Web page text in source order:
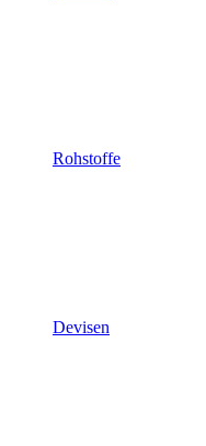
Rohstoffe
Devisen